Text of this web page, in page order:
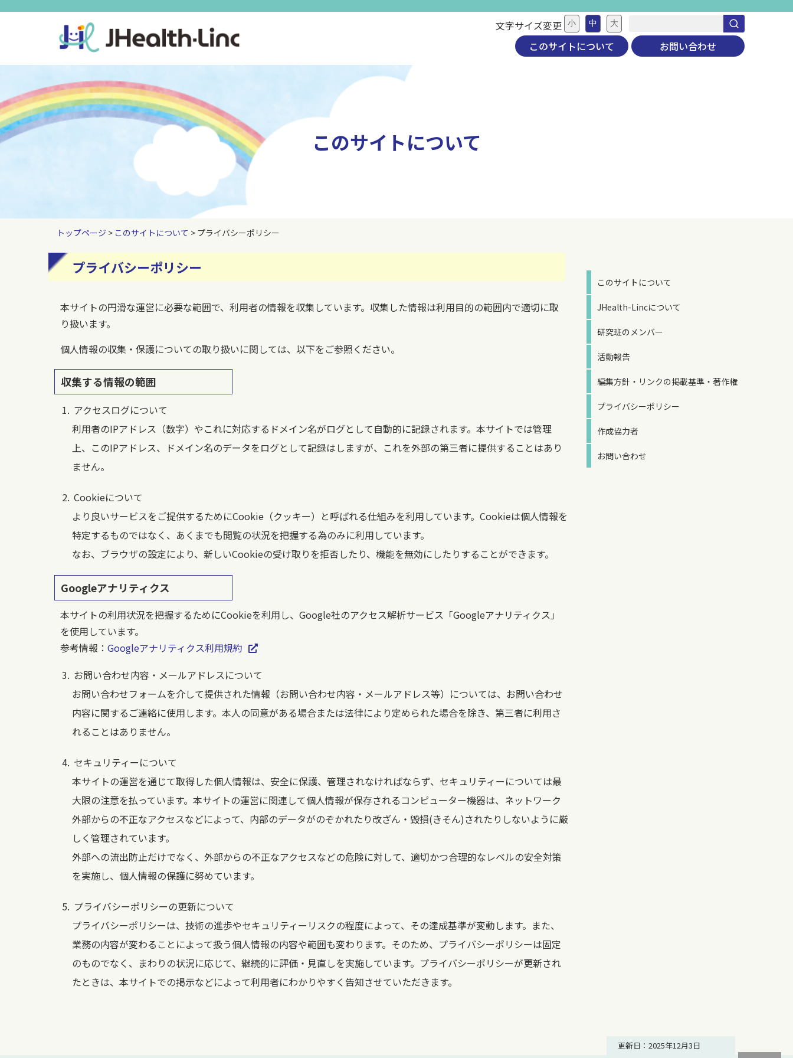
文字サイズ変更 小 中 大
このサイトについて お問い合わせ
このサイトについて
トップページ > このサイトについて > プライバシーポリシー
プライバシーポリシー
本サイトの円滑な運営に必要な範囲で、利用者の情報を収集しています。収集した情報は利用目的の範囲内で適切に取
り扱います。
個人情報の収集・保護についての取り扱いに関しては、以下をご参照ください。
収集する情報の範囲
アクセスログについて
利用者のIPアドレス（数字）やこれに対応するドメイン名がログとして自動的に記録されます。本サイトでは管理
上、このIPアドレス、ドメイン名のデータをログとして記録はしますが、これを外部の第三者に提供することはあり
ません。
Cookieについて
より良いサービスをご提供するためにCookie（クッキー）と呼ばれる仕組みを利用しています。Cookieは個人情報を
特定するものではなく、あくまでも閲覧の状況を把握する為のみに利用しています。
なお、ブラウザの設定により、新しいCookieの受け取りを拒否したり、機能を無効にしたりすることができます。
Googleアナリティクス
本サイトの利用状況を把握するためにCookieを利用し、Google社のアクセス解析サービス「Googleアナリティクス」
を使用しています。
参考情報： Googleアナリティクス利用規約
お問い合わせ内容・メールアドレスについて
お問い合わせフォームを介して提供された情報（お問い合わせ内容・メールアドレス等）については、お問い合わせ
内容に関するご連絡に使用します。本人の同意がある場合または法律により定められた場合を除き、第三者に利用さ
れることはありません。
セキュリティーについて
本サイトの運営を通じて取得した個人情報は、安全に保護、管理されなければならず、セキュリティーについては最
大限の注意を払っています。本サイトの運営に関連して個人情報が保存されるコンピューター機器は、ネットワーク
外部からの不正なアクセスなどによって、内部のデータがのぞかれたり改ざん・毀損(きそん)されたりしないように厳
しく管理されています。
外部への流出防止だけでなく、外部からの不正なアクセスなどの危険に対して、適切かつ合理的なレベルの安全対策
を実施し、個人情報の保護に努めています。
プライバシーポリシーの更新について
プライバシーポリシーは、技術の進歩やセキュリティーリスクの程度によって、その達成基準が変動します。また、
業務の内容が変わることによって扱う個人情報の内容や範囲も変わります。そのため、プライバシーポリシーは固定
のものでなく、まわりの状況に応じて、継続的に評価・見直しを実施しています。プライバシーポリシーが更新され
たときは、本サイトでの掲示などによって利用者にわかりやすく告知させていただきます。
このサイトについて
JHealth-Lincについて
研究班のメンバー
活動報告
編集方針・リンクの掲載基準・著作権
プライバシーポリシー
作成協力者
お問い合わせ
更新日：2025年12月3日